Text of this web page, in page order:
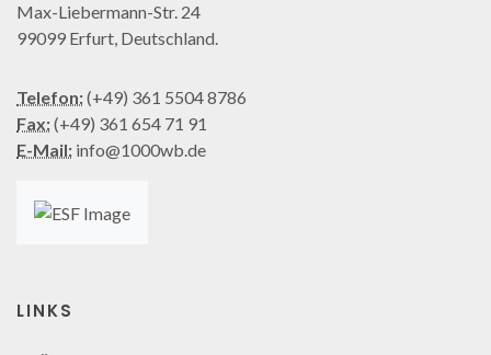
Max-Liebermann-Str. 24
99099 Erfurt, Deutschland.
Telefon:(+49) 361 5504 8786
Fax:(+49) 361 654 71 91
E-Mail: info@1000wb.de
LINKS